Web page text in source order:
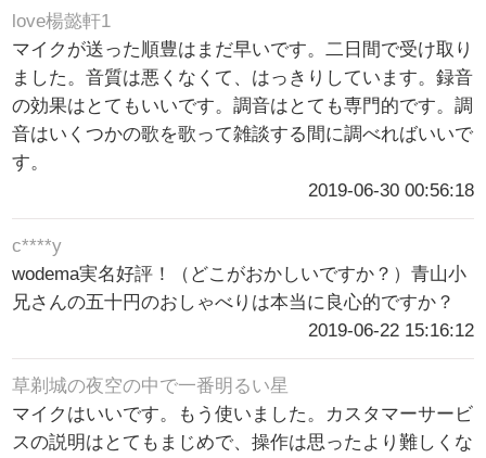
love楊懿軒1
マイクが送った順豊はまだ早いです。二日間で受け取り
ました。音質は悪くなくて、はっきりしています。録音
の効果はとてもいいです。調音はとても専門的です。調
音はいくつかの歌を歌って雑談する間に調べればいいで
す。
2019-06-30 00:56:18
c****y
wodema実名好評！（どこがおかしいですか？）青山小
兄さんの五十円のおしゃべりは本当に良心的ですか？
2019-06-22 15:16:12
草剃城の夜空の中で一番明るい星
マイクはいいです。もう使いました。カスタマーサービ
スの説明はとてもまじめで、操作は思ったより難しくな